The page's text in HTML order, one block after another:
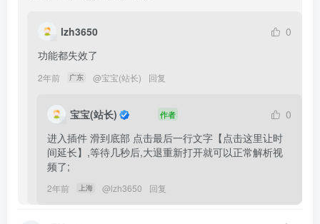
lzh3650
0
功能都失效了
2年前 广东 @宝宝(站长) 回复
宝宝(站长) 作者
0
进入插件 滑到底部 点击最后一行文字【点击这里让时
间延长】,等待几秒后,大退重新打开就可以正常解析视
频了;
2年前 上海 @lzh3650 回复